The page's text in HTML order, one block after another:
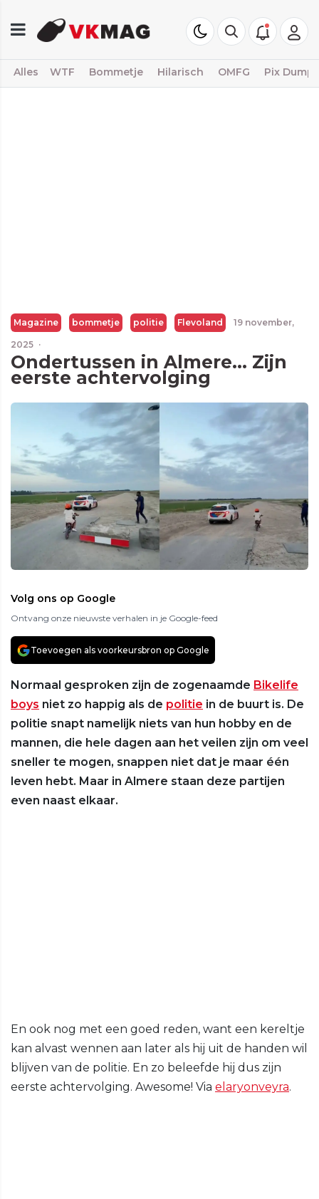
Alles WTF Bommetje Hilarisch OMFG Pix Dump
Magazine bommetje politie Flevoland 19 november,
2025 ·
Ondertussen in Almere... Zijn
eerste achtervolging
Volg ons op Google
Ontvang onze nieuwste verhalen in je Google-feed
Toevoegen als voorkeursbron op Google
Normaal gesproken zijn de zogenaamde Bikelife
boys niet zo happig als de politie in de buurt is. De
politie snapt namelijk niets van hun hobby en de
mannen, die hele dagen aan het veilen zijn om veel
sneller te mogen, snappen niet dat je maar één
leven hebt. Maar in Almere staan deze partijen
even naast elkaar.
En ook nog met een goed reden, want een kereltje
kan alvast wennen aan later als hij uit de handen wil
blijven van de politie. En zo beleefde hij dus zijn
eerste achtervolging. Awesome! Via elaryonveyra.